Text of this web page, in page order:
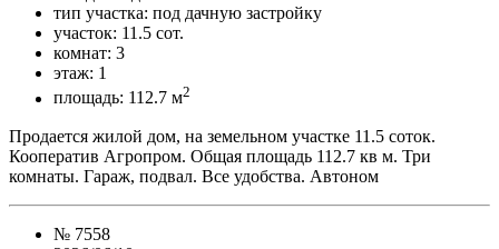
тип участка: под дачную застройку
участок: 11.5 сот.
комнат: 3
этаж: 1
площадь: 112.7 м2
Продается жилой дом, на земельном участке 11.5 соток.
Кооператив Агропром. Общая площадь 112.7 кв м. Три
комнаты. Гараж, подвал. Все удобства. Автоном
№ 7558